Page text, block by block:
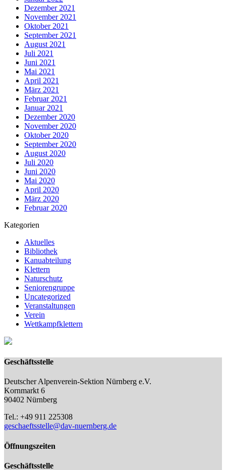
Dezember 2021
November 2021
Oktober 2021
September 2021
August 2021
Juli 2021
Juni 2021
Mai 2021
April 2021
März 2021
Februar 2021
Januar 2021
Dezember 2020
November 2020
Oktober 2020
September 2020
August 2020
Juli 2020
Juni 2020
Mai 2020
April 2020
März 2020
Februar 2020
Kategorien
Aktuelles
Bibliothek
Kanuabteilung
Klettern
Naturschutz
Seniorengruppe
Uncategorized
Veranstaltungen
Verein
Wettkampfklettern
Geschäftsstelle
Deutscher Alpenverein-Sektion Nürnberg e.V.
Kornmarkt 6
90402 Nürnberg
Tel.: +49 911 225308
geschaeftsstelle@dav-nuernberg.de
Öffnungszeiten
Geschäftsstelle